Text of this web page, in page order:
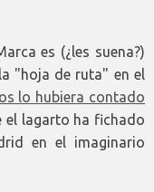
es (¿les suena?)
"hoja de ruta" en el
lo hubiera contado
el lagarto ha fichado
en el imaginario